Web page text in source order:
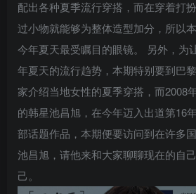
配出各种夏季流行穿搭，而在穿着打
过小物就能够为整体造型加分，所以
今年夏天最受瞩目的眼镜。 另外，为
年夏天的流行趋势，本期特别要到巴
家介绍当地女性的夏季穿搭，而2008
的韩星池昌旭，在今年迈入出道第16
部话题作品，本期便要访问到在许多
池昌旭，请他来和大家聊聊现在的自
己。